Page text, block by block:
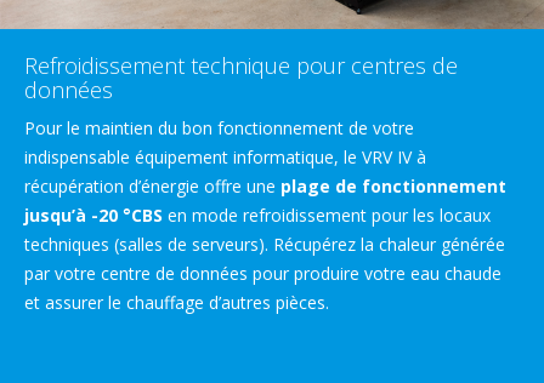
Refroidissement technique pour centres de
données
Pour le maintien du bon fonctionnement de votre
indispensable équipement informatique, le VRV IV à
récupération d’énergie offre une plage de fonctionnement
jusqu’à -20 °CBS en mode refroidissement pour les locaux
techniques (salles de serveurs). Récupérez la chaleur générée
par votre centre de données pour produire votre eau chaude
et assurer le chauffage d’autres pièces.